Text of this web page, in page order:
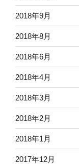
2018年9月
2018年8月
2018年6月
2018年4月
2018年3月
2018年2月
2018年1月
2017年12月